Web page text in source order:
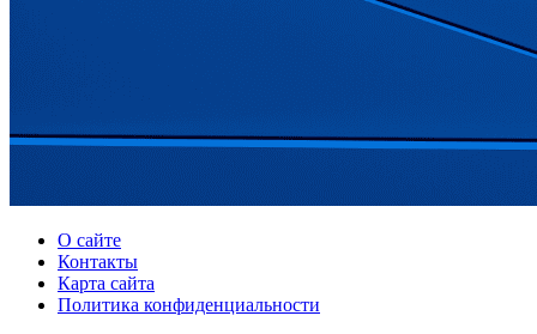
О сайте
Контакты
Карта сайта
Политика конфиденциальности